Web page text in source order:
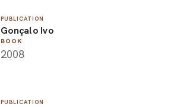
PUBLICATION
Gonçalo Ivo
BOOK
2008
PUBLICATION